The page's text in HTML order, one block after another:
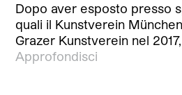
Dopo aver esposto presso
quali il Kunstverein
Grazer Kunstverein nel
Approfondisci